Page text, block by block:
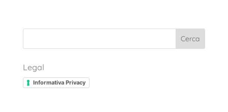
Cerca
Legal
Informativa Privacy